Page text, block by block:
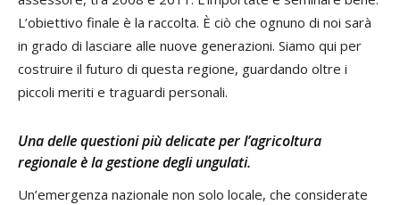
L’obiettivo finale è la raccolta. È ciò che ognuno di noi sarà
in grado di lasciare alle nuove generazioni. Siamo qui per
costruire il futuro di questa regione, guardando oltre i
piccoli meriti e traguardi personali.
Una delle questioni più delicate per l’agricoltura
regionale è la gestione degli ungulati.
Un’emergenza nazionale non solo locale, che considerate